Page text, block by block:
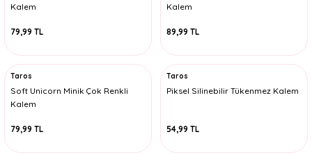
Kalem
79,99 TL
Kalem
89,99 TL
Taros
Soft Unicorn Minik Çok Renkli
Kalem
79,99 TL
Taros
Piksel Silinebilir Tükenmez Kalem
54,99 TL